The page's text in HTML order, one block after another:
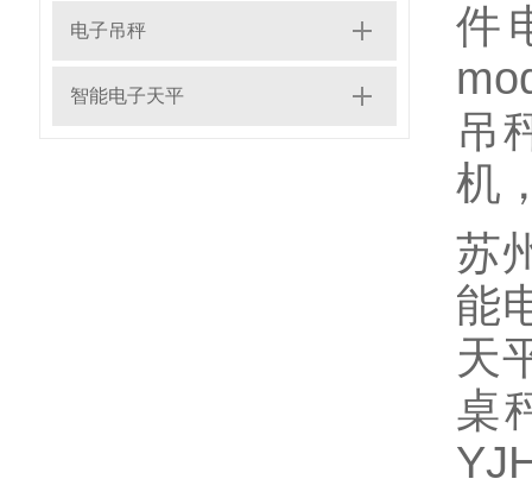
电子吊秤
智能电子天平
件
吊
机
苏
能
天
桌